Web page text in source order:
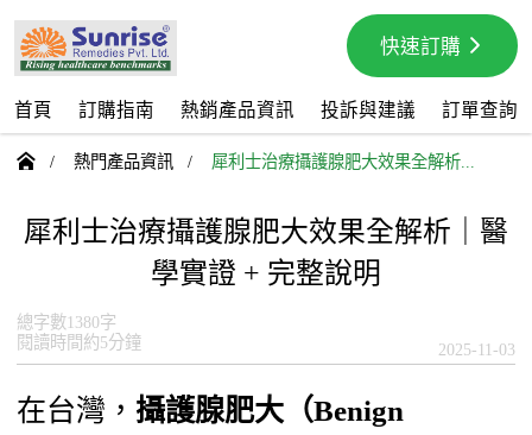
快速訂購
首頁 訂購指南 熱銷產品資訊 投訴與建議 訂單查詢
 / 熱門產品資訊 / 犀利士治療攝護腺肥大效果全解析...
犀利士治療攝護腺肥大效果全解析｜醫
學實證 + 完整說明
總字數1380字
閱讀時間約5分鐘
2025-11-03
在台灣， 攝護腺肥大（Benign